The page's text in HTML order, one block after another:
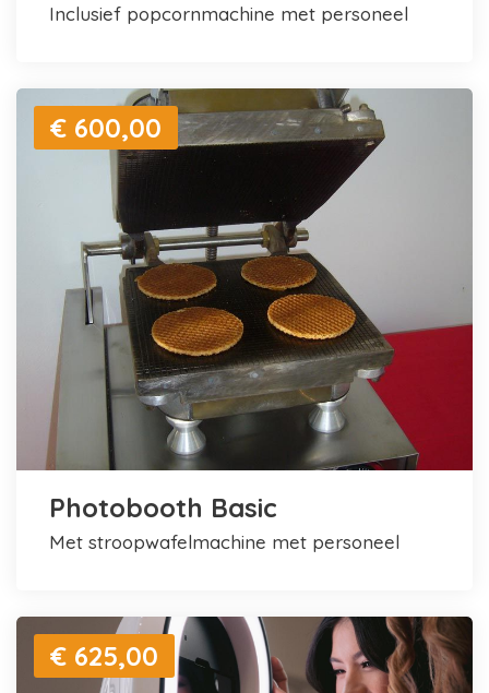
inclusief popcornmachine met personeel
€ 600,00
Photobooth Basic
met stroopwafelmachine met personeel
€ 625,00